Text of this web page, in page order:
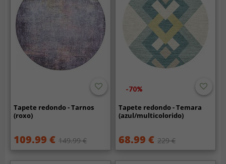
Tapete redondo - Tarnos
(roxo)
109.99 € 149.99 €
-70%
Tapete redondo - Temara
(azul/multicolorido)
68.99 € 229 €